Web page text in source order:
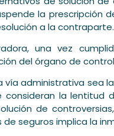
la prescripción
a la contraparte.
una vez
del órgano de
vía administrativa sea
consideran la lentitud
de
seguros implica la